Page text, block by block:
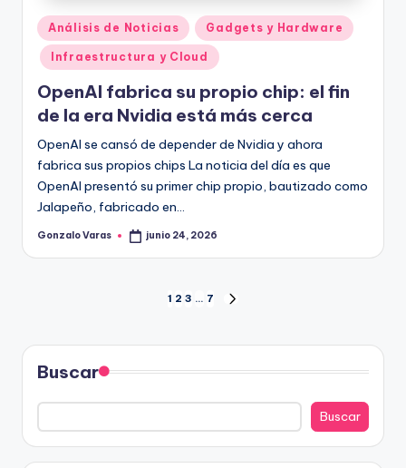
Publicado
en
Análisis de Noticias Gadgets y Hardware
Infraestructura y Cloud
OpenAI fabrica su propio chip: el fin
de la era Nvidia está más cerca
OpenAI se cansó de depender de Nvidia y ahora
fabrica sus propios chips La noticia del día es que
OpenAI presentó su primer chip propio, bautizado como
Jalapeño, fabricado en…
Publicado
Gonzalo Varas junio 24, 2026
Paginación
de
entradas
1 2 3 … 7
Buscar
Buscar